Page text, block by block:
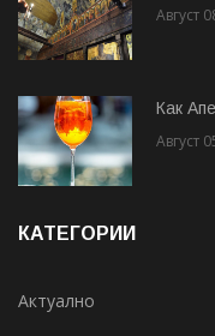
Август
Как
Август
КАТЕГОРИИ
Актуално